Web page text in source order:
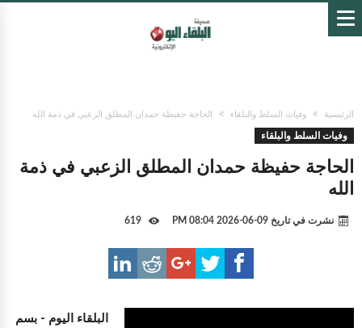
الرئيسية وفيات السلط والبلقاء الحاجة حفيظة حمدان المطلق الزعبي في ذمة الله
وفيات السلط والبلقاء
الحاجة حفيظة حمدان المطلق الزعبي في ذمة
الله
نشرت في تاريخ 09-06-2026 08:04 PM
البلقاء اليوم - بسم